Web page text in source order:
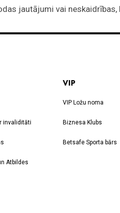
invaliditāti
Atbildes
VIP
VIP Ložu noma
Biznesa Klubs
Betsafe Sporta bārs